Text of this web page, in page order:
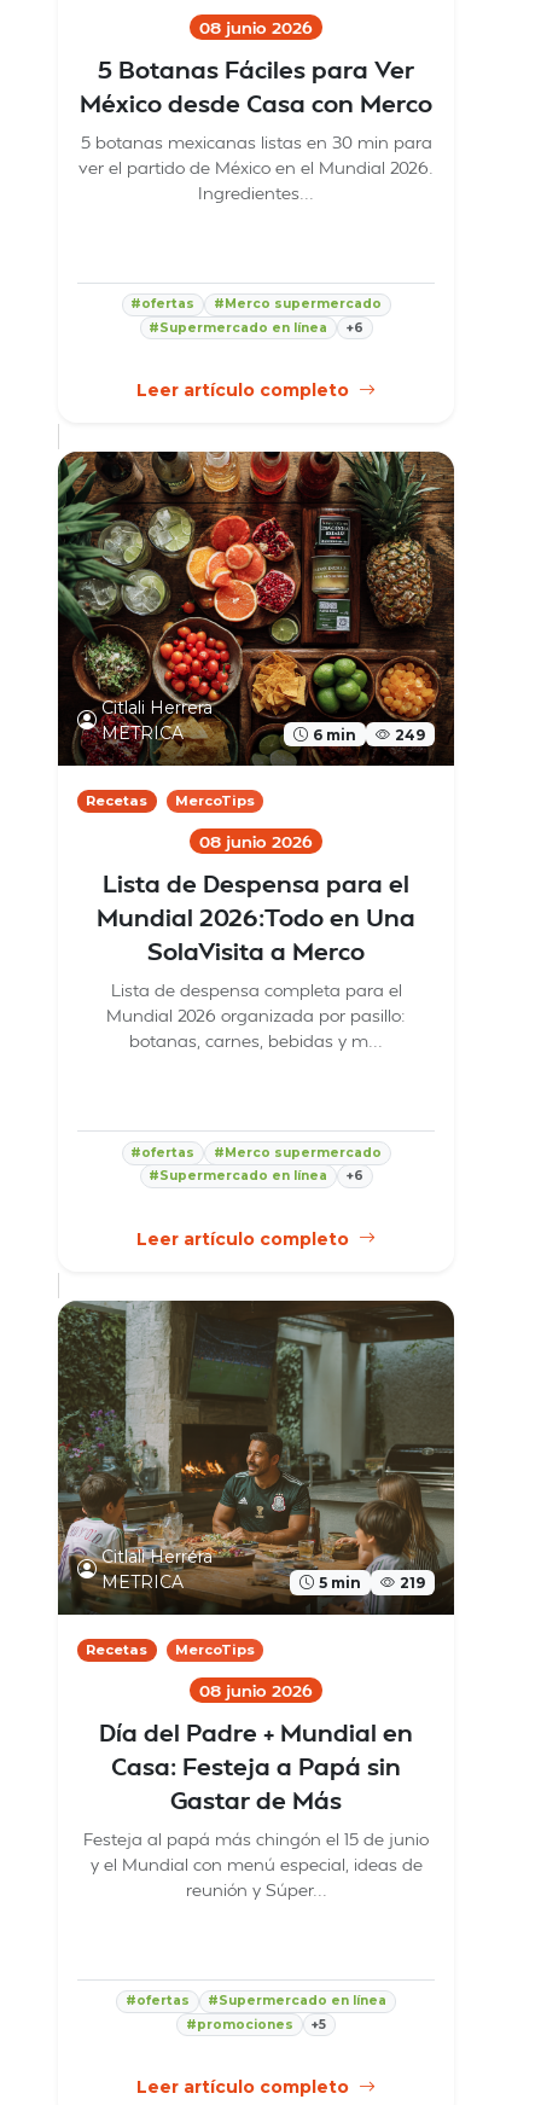
08 junio 2026
5 Botanas Fáciles para Ver
México desde Casa con Merco
5 botanas mexicanas listas en 30 min para
ver el partido de México en el Mundial 2026.
Ingredientes...
#ofertas
#Merco supermercado
#Supermercado en línea
+6
Leer artículo completo
Citlali Herrera
METRICA
6 min 249
Recetas MercoTips
08 junio 2026
Lista de Despensa para el
Mundial 2026:Todo en Una
SolaVisita a Merco
Lista de despensa completa para el
Mundial 2026 organizada por pasillo:
botanas, carnes, bebidas y m...
#ofertas
#Merco supermercado
#Supermercado en línea
+6
Leer artículo completo
Citlali Herrera
METRICA
5 min 219
Recetas MercoTips
08 junio 2026
Día del Padre + Mundial en
Casa: Festeja a Papá sin
Gastar de Más
Festeja al papá más chingón el 15 de junio
y el Mundial con menú especial, ideas de
reunión y Súper...
#ofertas
#Supermercado en línea
#promociones
+5
Leer artículo completo